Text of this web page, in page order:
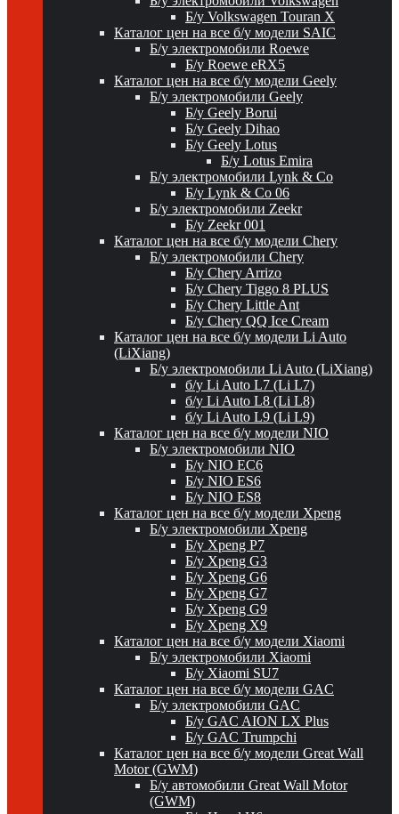
Б/у Volkswagen Touran X
Каталог цен на все б/у модели SAIC
Б/у электромобили Roewe
Б/у Roewe eRX5
Каталог цен на все б/у модели Geely
Б/у электромобили Geely
Б/у Geely Borui
Б/у Geely Dihao
Б/у Geely Lotus
Б/у Lotus Emira
Б/у электромобили Lynk & Co
Б/у Lynk & Co 06
Б/у электромобили Zeekr
Б/у Zeekr 001
Каталог цен на все б/у модели Chery
Б/у электромобили Chery
Б/у Chery Arrizo
Б/у Chery Tiggo 8 PLUS
Б/у Chery Little Ant
Б/у Chery QQ Ice Cream
Каталог цен на все б/у модели Li Auto
(LiXiang)
Б/у электромобили Li Auto (LiXiang)
б/у Li Auto L7 (Li L7)
б/у Li Auto L8 (Li L8)
б/у Li Auto L9 (Li L9)
Каталог цен на все б/у модели NIO
Б/у электромобили NIO
Б/у NIO EC6
Б/у NIO ES6
Б/у NIO ES8
Каталог цен на все б/у модели Xpeng
Б/у электромобили Xpeng
Б/у Xpeng P7
Б/у Xpeng G3
Б/у Xpeng G6
Б/у Xpeng G7
Б/у Xpeng G9
Б/у Xpeng X9
Каталог цен на все б/у модели Xiaomi
Б/у электромобили Xiaomi
Б/у Xiaomi SU7
Каталог цен на все б/у модели GAC
Б/у электромобили GAC
Б/у GAC AION LX Plus
Б/у GAC Trumpchi
Каталог цен на все б/у модели Great Wall
Motor (GWM)
Б/у автомобили Great Wall Motor
(GWM)